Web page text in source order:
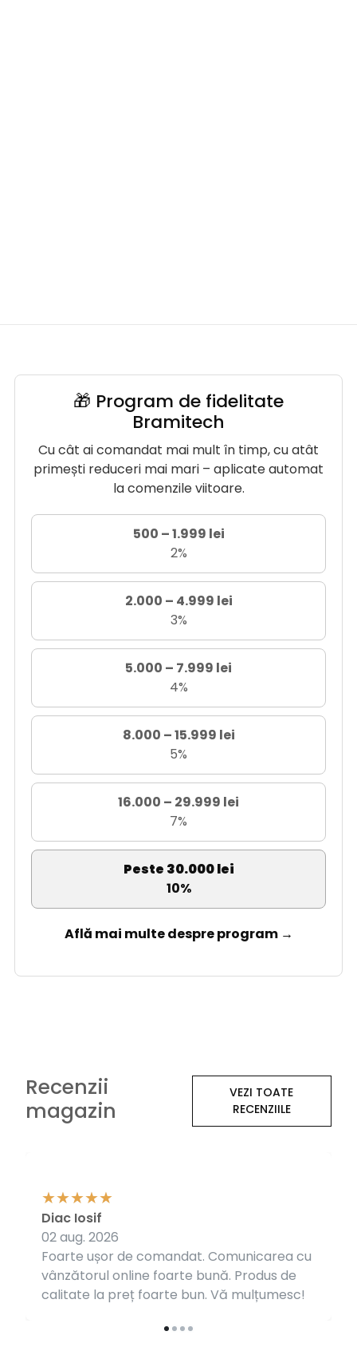
🎁 Program de fidelitate
Bramitech
Cu cât ai comandat mai mult în timp, cu atât
primești reduceri mai mari – aplicate automat
la comenzile viitoare.
500 – 1.999 lei
2%
2.000 – 4.999 lei
3%
5.000 – 7.999 lei
4%
8.000 – 15.999 lei
5%
16.000 – 29.999 lei
7%
Peste 30.000 lei
10%
Află mai multe despre program →
Recenzii
magazin
VEZI TOATE
RECENZIILE
Foarte ușor de comandat. Comunicarea cu
vânzătorul online foarte bună. Produs de
calitate la preț foarte bun. Vă mulțumesc!
Diac Iosif
02 aug. 2026